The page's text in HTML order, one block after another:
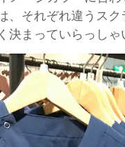
、それぞれ違うス
決まっていらっしゃ